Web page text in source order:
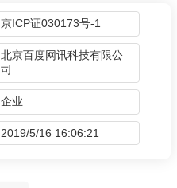
京ICP证030173号-1
北京百度网讯科技有限公
司
企业
2019/5/16 16:06:21